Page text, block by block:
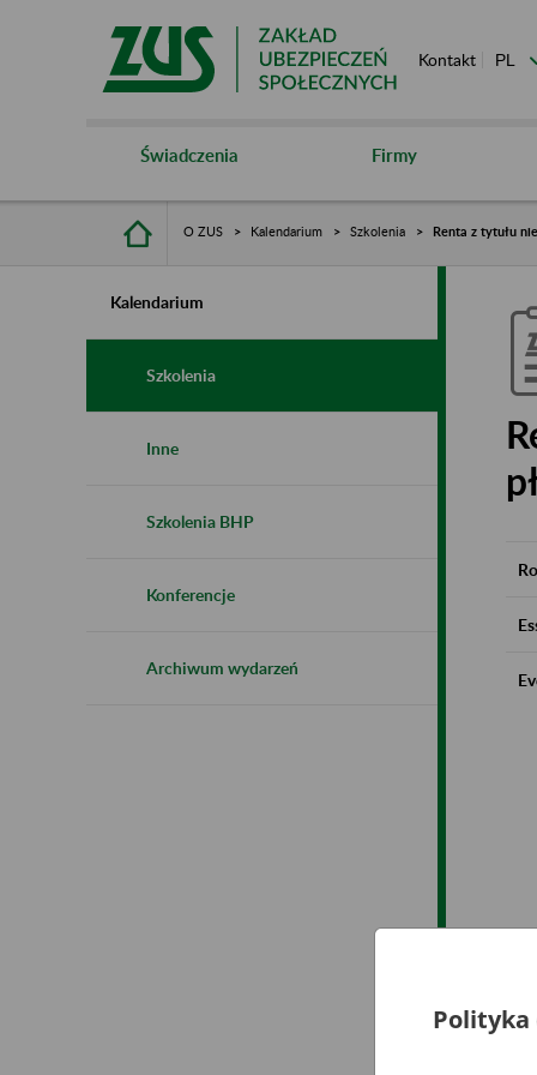
Kontakt
Świadczenia Firmy
O ZUS Kalendarium Szkolenia Renta z tytułu
Kalendarium
Szkolenia
Inne
Szkolenia BHP
Konferencje
Archiwum wydarzeń
Polityka